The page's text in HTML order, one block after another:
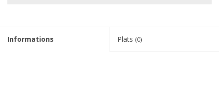
Informations Plats (0)